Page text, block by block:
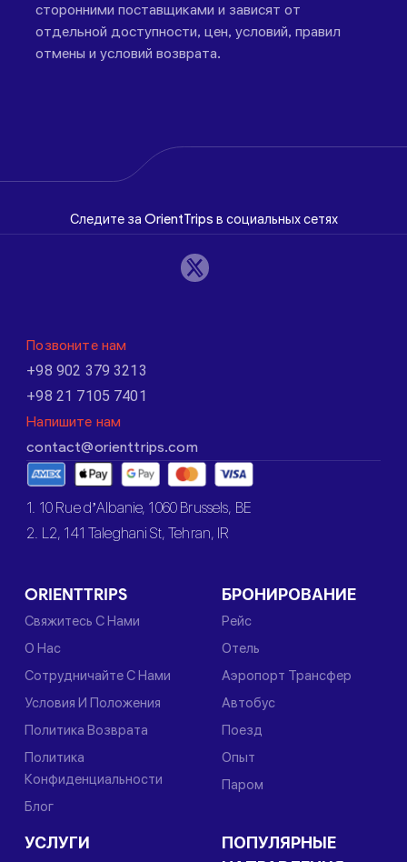
сторонними поставщиками и зависят от
отдельной доступности, цен, условий, правил
отмены и условий возврата.
Следите за OrientTrips в социальных сетях
Позвоните нам
+98 902 379 3213
+98 21 7105 7401
Напишите нам
contact@orienttrips.com
1. 10 Rue d’Albanie, 1060 Brussels, BE
2. L2, 141 Taleghani St, Tehran, IR
ORIENTTRIPS
Свяжитесь С Нами
О Нас
Сотрудничайте С Нами
Условия И Положения
Политика Возврата
Политика
Конфиденциальности
Блог
БРОНИРОВАНИЕ
Рейс
Отель
Аэропорт Трансфер
Автобус
Поезд
Опыт
Паром
УСЛУГИ
ПОПУЛЯРНЫЕ